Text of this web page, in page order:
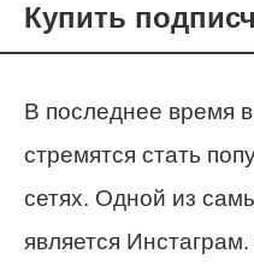
Купить
В последнее время
стремятся стать
сетях. Одной из
является